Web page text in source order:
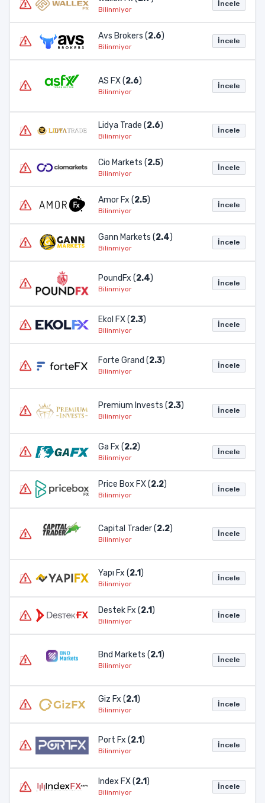
Bilinmiyor
İncele
Avs Brokers (2.6)
Bilinmiyor
İncele
AS FX (2.6)
Bilinmiyor
İncele
Lidya Trade (2.6)
Bilinmiyor
İncele
Cio Markets (2.5)
Bilinmiyor
İncele
Amor Fx (2.5)
Bilinmiyor
İncele
Gann Markets (2.4)
Bilinmiyor
İncele
PoundFx (2.4)
Bilinmiyor
İncele
Ekol FX (2.3)
Bilinmiyor
İncele
Forte Grand (2.3)
Bilinmiyor
İncele
Premium Invests (2.3)
Bilinmiyor
İncele
Ga Fx (2.2)
Bilinmiyor
İncele
Price Box FX (2.2)
Bilinmiyor
İncele
Capital Trader (2.2)
Bilinmiyor
İncele
Yapı Fx (2.1)
Bilinmiyor
İncele
Destek Fx (2.1)
Bilinmiyor
İncele
Bnd Markets (2.1)
Bilinmiyor
İncele
Giz Fx (2.1)
Bilinmiyor
İncele
Port Fx (2.1)
Bilinmiyor
İncele
Index FX (2.1)
Bilinmiyor
İncele